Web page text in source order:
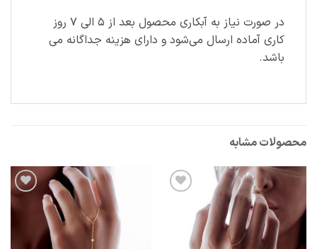
در صورت نیاز به آبکاری محصول بعد از ۵ الی ۷ روز
کاری آماده ارسال می‌شود و دارای هزینه جداگانه می
باشد.
محصولات مشابه
مندی
ها